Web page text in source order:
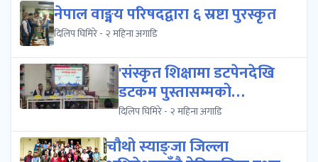
नेपाल वाङ्मय परिषदद्वारा ६ स्रष्टा पुरस्कृत
दिलिप घिमिरे - २ महिना अगाडि
'संस्कृत शिक्षामा डटपेनदेखि
डटकम पुस्तासम्मको
आकर्षण','संस्क...
दिलिप घिमिरे - २ महिना अगाडि
चौथो स्याङ्जा जिल्ला